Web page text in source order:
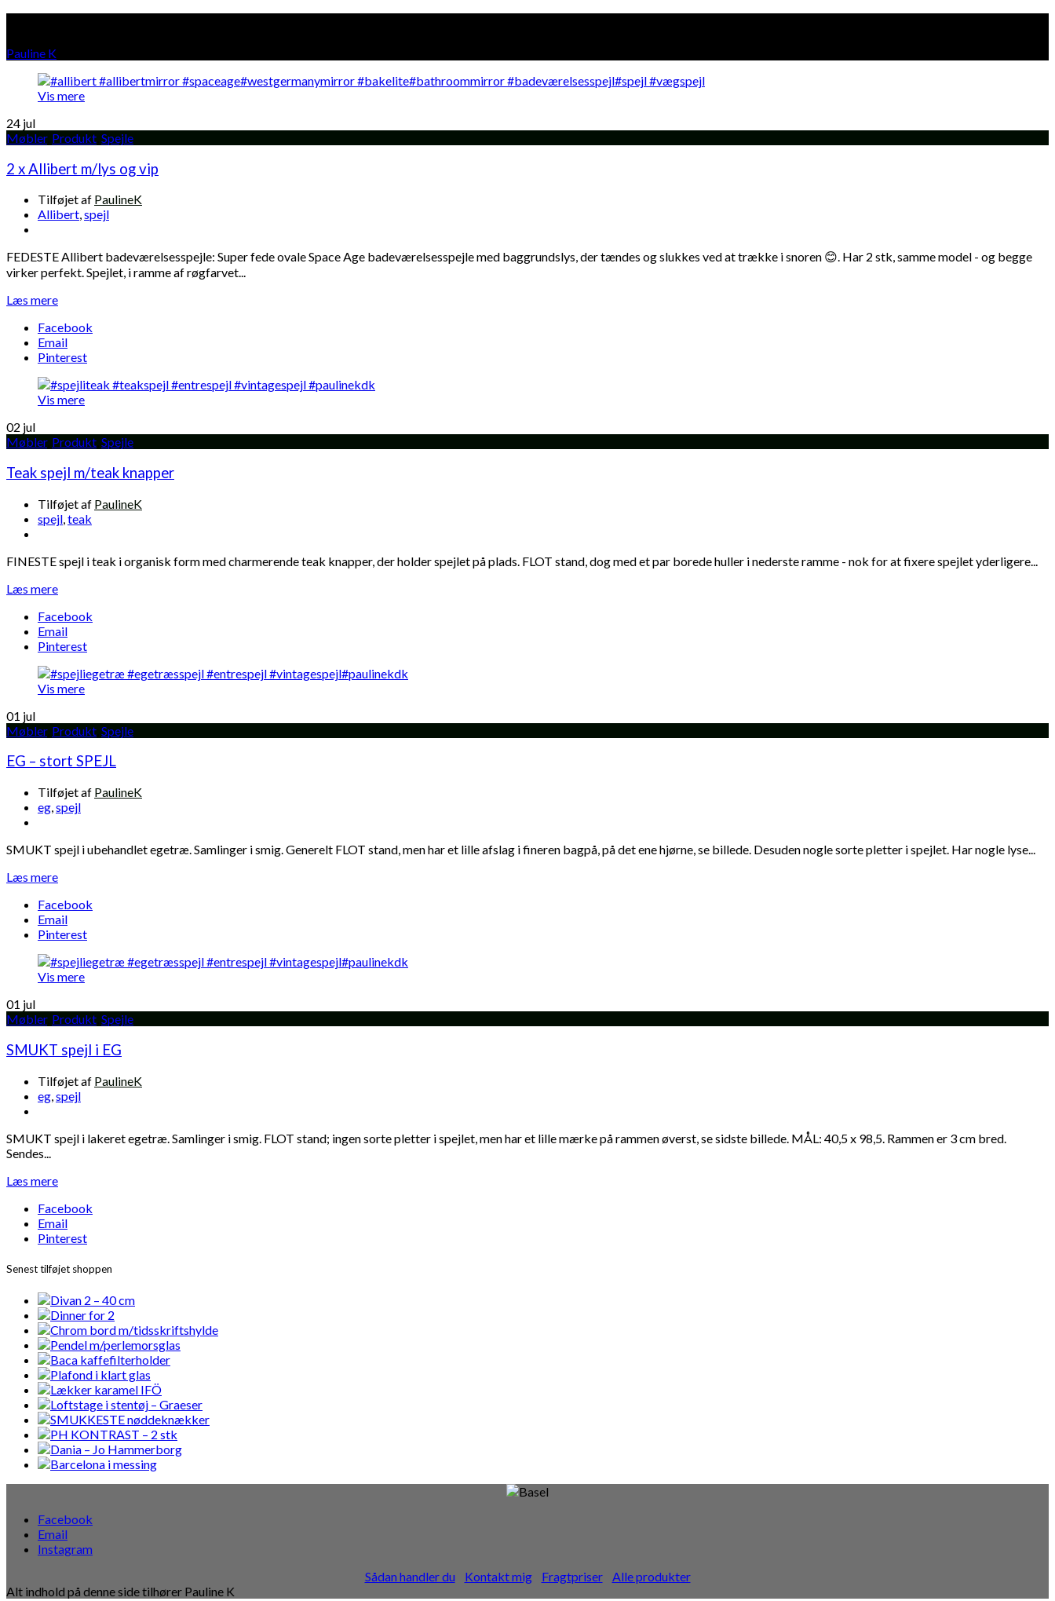
Pauline K
Vis mere
24 jul
Møbler, Produkt Spejle
2 x Allibert m/lys og vip
Tilføjet af PaulineK
Allibert,spejl
FEDESTE Allibert badeværelsesspejle: Super fede ovale Space Age badeværelsesspejle med baggrundslys, der tændes og slukkes ved at trække i snoren 😊. Har 2 stk, samme model - og begge
virker perfekt. Spejlet, i ramme af røgfarvet...
Læs mere
Facebook
Email
Pinterest
Vis mere
02 jul
Møbler, Produkt Spejle
Teak spejl m/teak knapper
Tilføjet af PaulineK
spejl teak
FINESTE spejl i teak i organisk form med charmerende teak knapper, der holder spejlet på plads. FLOT stand, dog med et par borede huller i nederste ramme - nok for at fixere spejlet yderligere...
Læs mere
Facebook
Email
Pinterest
Vis mere
01 jul
Møbler, Produkt Spejle
EG – stort SPEJL
Tilføjet af PaulineK
eg,spejl
SMUKT spejl i ubehandlet egetræ. Samlinger i smig. Generelt FLOT stand, men har et lille afslag i fineren bagpå, på det ene hjørne, se billede. Desuden nogle sorte pletter i spejlet. Har nogle lyse...
Læs mere
Facebook
Email
Pinterest
Vis mere
01 jul
Møbler, Produkt Spejle
SMUKT spejl i EG
Tilføjet af PaulineK
eg spejl
SMUKT spejl i lakeret egetræ. Samlinger i smig. FLOT stand; ingen sorte pletter i spejlet, men har et lille mærke på rammen øverst, se sidste billede. MÅL: 40,5 x 98,5. Rammen er 3 cm bred.
Sendes...
Læs mere
Facebook
Email
Pinterest
Senest tilføjet shoppen
Facebook
Email
Instagram
Sådan handler du
Kontakt mig Fragtpriser
Alle produkter
Alt indhold på denne side tilhører Pauline K